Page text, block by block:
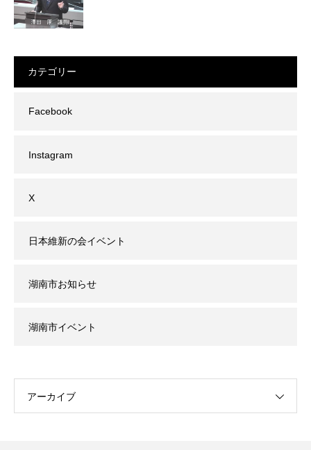
カテゴリー
Facebook
Instagram
X
日本維新の会イベント
湖南市お知らせ
湖南市イベント
アーカイブ